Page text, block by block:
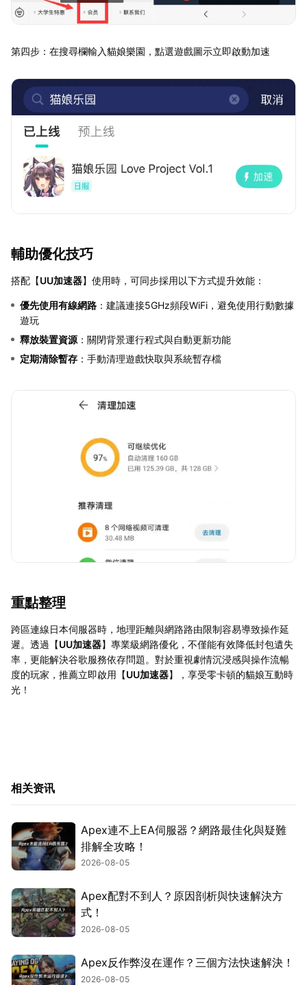
第四步：在搜尋欄輸入貓娘樂園，點選遊戲圖示立即啟動加速
輔助優化技巧
搭配【UU加速器】使用時，可同步採用以下方式提升效能：
優先使用有線網路 ：建議連接5GHz頻段WiFi，避免使用行動數據
遊玩
釋放裝置資源 ：關閉背景運行程式與自動更新功能
定期清除暫存 ：手動清理遊戲快取與系統暫存檔
重點整理
跨區連線日本伺服器時，地理距離與網路路由限制容易導致操作延
遲。透過【UU加速器】專業級網路優化，不僅能有效降低封包遺失
率，更能解決谷歌服務依存問題。對於重視劇情沉浸感與操作流暢
度的玩家，推薦立即啟用【UU加速器】，享受零卡頓的貓娘互動時
光！
相关资讯
Apex連不上EA伺服器？網路最佳化與疑難
排解全攻略！
2026-08-05
Apex配對不到人？原因剖析與快速解決方
式！
2026-08-05
Apex反作弊沒在運作？三個方法快速解決！
2026-08-05